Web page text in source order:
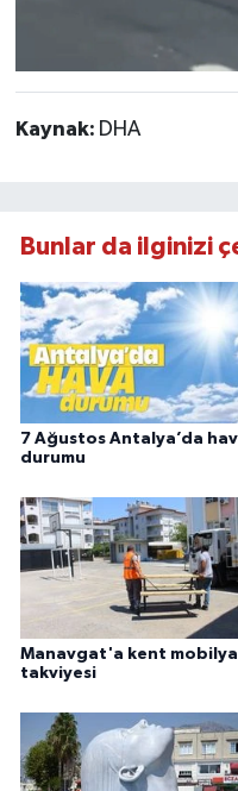
Kaynak: DHA
Bunlar da ilginizi
7 Ağustos Antalya’da
durumu
Manavgat'a kent
takviyesi